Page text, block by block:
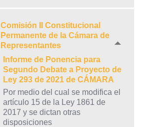
Comisión II Constitucional
Permanente de la Cámara de
Representantes
Informe de Ponencia para
Segundo Debate a Proyecto de
Ley 293 de 2021 de CÁMARA
Por medio del cual se modifica el
artículo 15 de la Ley 1861 de
2017 y se dictan otras
disposiciones